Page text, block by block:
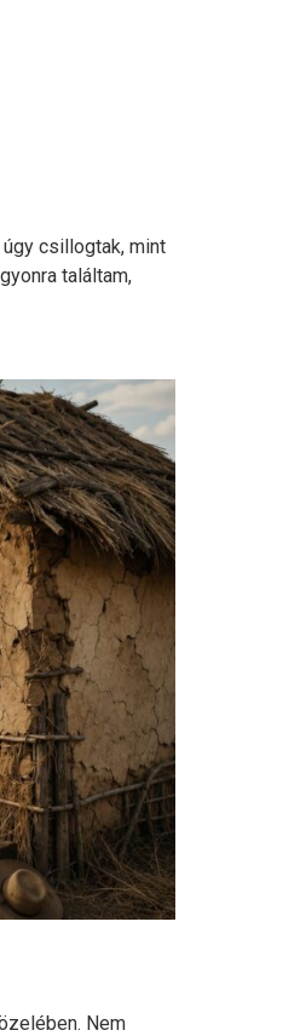
csillogtak, mint
találtam,
Nem